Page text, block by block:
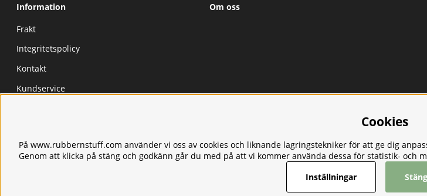
Information
Frakt
Integritetspolicy
Kontakt
Kundservice
Våra produkter
Om oss
Cookies
På www.rubbernstuff.com använder vi oss av cookies och liknande lagringstekniker för att ge dig
Genom att klicka på stäng och godkänn går du med på att vi kommer använda dessa för statistik- och
Inställningar